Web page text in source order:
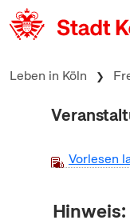
zum Inhalt springen
Leben in Köln
Vorlesen
Hinweis: